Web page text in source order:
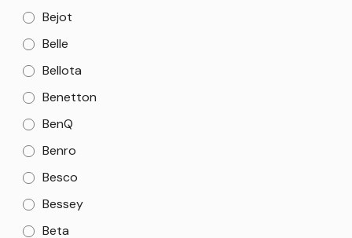
Bejot
Belle
Bellota
Benetton
BenQ
Benro
Besco
Bessey
Beta